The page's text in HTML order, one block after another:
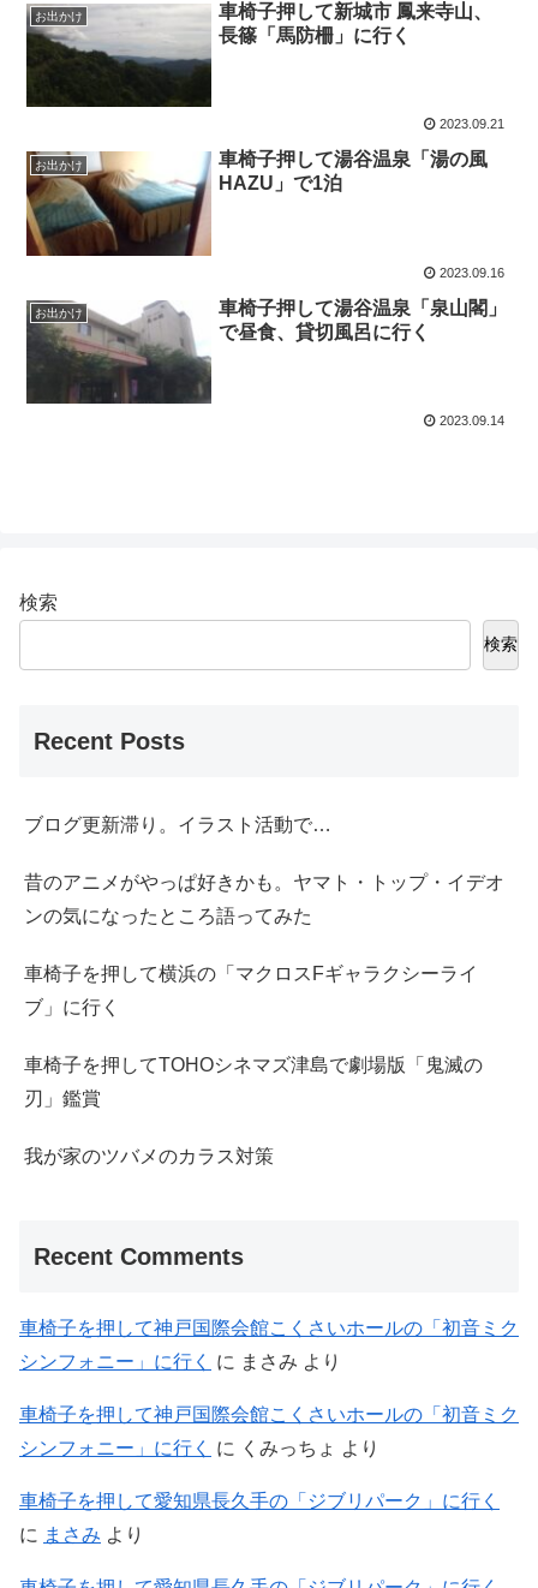
お出かけ
車椅子押して新城市 鳳来寺山、
長篠「馬防柵」に行く
2023.09.21
お出かけ
車椅子押して湯谷温泉「湯の風
HAZU」で1泊
2023.09.16
お出かけ
車椅子押して湯谷温泉「泉山閣」
で昼食、貸切風呂に行く
2023.09.14
検索
検索
Recent Posts
ブログ更新滞り。イラスト活動で…
昔のアニメがやっぱ好きかも。ヤマト・トップ・イデオ
ンの気になったところ語ってみた
車椅子を押して横浜の「マクロスFギャラクシーライ
ブ」に行く
車椅子を押してTOHOシネマズ津島で劇場版「鬼滅の
刃」鑑賞
我が家のツバメのカラス対策
Recent Comments
車椅子を押して神戸国際会館こくさいホールの「初音ミク
シンフォニー」に行く
に まさみ より
車椅子を押して神戸国際会館こくさいホールの「初音ミク
シンフォニー」に行く
に くみっちょ より
車椅子を押して愛知県長久手の「ジブリパーク」に行く
に まさみ より